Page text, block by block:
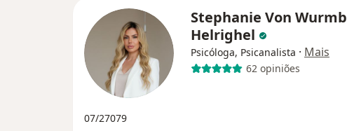
Stephanie Von Wurmb
Helrighel
Psicóloga, Psicanalista · Mais
62 opiniões
07/27079